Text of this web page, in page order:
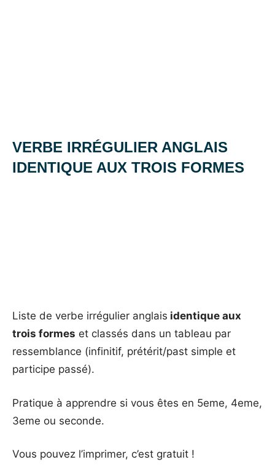
VERBE IRRÉGULIER ANGLAIS
IDENTIQUE AUX TROIS FORMES
Liste de verbe irrégulier anglais identique aux
trois formes et classés dans un tableau par
ressemblance (infinitif, prétérit/past simple et
participe passé).
Pratique à apprendre si vous êtes en 5eme, 4eme,
3eme ou seconde.
Vous pouvez l’imprimer, c’est gratuit !